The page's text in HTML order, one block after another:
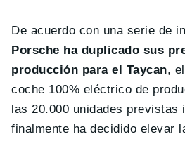
De acuerdo con una serie de
Porsche ha duplicado sus
producción para el Taycan,
coche 100% eléctrico de
las 20.000 unidades
finalmente ha decidido elevar